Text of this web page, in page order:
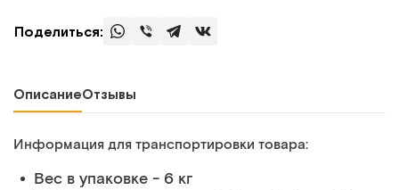
Поделиться:
ОписаниеОтзывы
Информация для транспортировки товара:
Вес в упаковке - 6 кг